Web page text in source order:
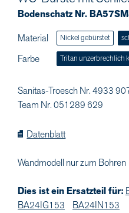
Bodenschatz Nr.
Material
Nickel gebürstet
Farbe Tritan unzerbrechlich
Sanitas-Troesch Nr. 4933
Team Nr. 051289 629
Datenblatt
Wandmodell nur zum Bohren
Dies ist ein Ersatzteil für:
BA24IG153
BA24IN153